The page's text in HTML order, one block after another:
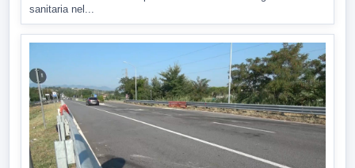
sanitaria nel...